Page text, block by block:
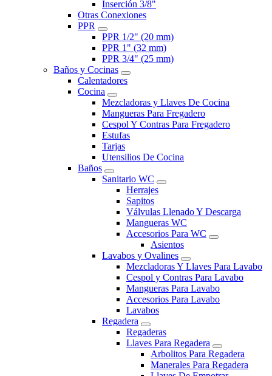
Inserción 3/8"
Otras Conexiones
PPR
PPR 1/2" (20 mm)
PPR 1" (32 mm)
PPR 3/4" (25 mm)
Baños y Cocinas
Calentadores
Cocina
Mezcladoras y Llaves De Cocina
Mangueras Para Fregadero
Cespol Y Contras Para Fregadero
Estufas
Tarjas
Utensilios De Cocina
Baños
Sanitario WC
Herrajes
Sapitos
Válvulas Llenado Y Descarga
Mangueras WC
Accesorios Para WC
Asientos
Lavabos y Ovalines
Mezcladoras Y Llaves Para Lavabo
Cespol y Contras Para Lavabo
Mangueras Para Lavabo
Accesorios Para Lavabo
Lavabos
Regadera
Regaderas
Llaves Para Regadera
Arbolitos Para Regadera
Manerales Para Regadera